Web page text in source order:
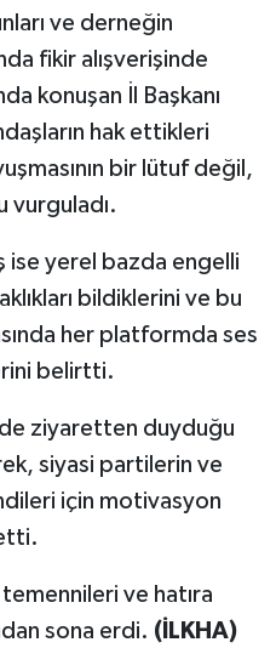
ve derneğin
fikir alışverişinde
konuşan İl Başkanı
hak ettikleri
bir lütuf değil,
vurguladı.
ise yerel bazda engelli
bildiklerini ve bu
her platformda ses
belirtti.
de ziyaretten duyduğu
siyasi partilerin ve
için motivasyon
temennileri ve hatıra
sona erdi. (İLKHA)